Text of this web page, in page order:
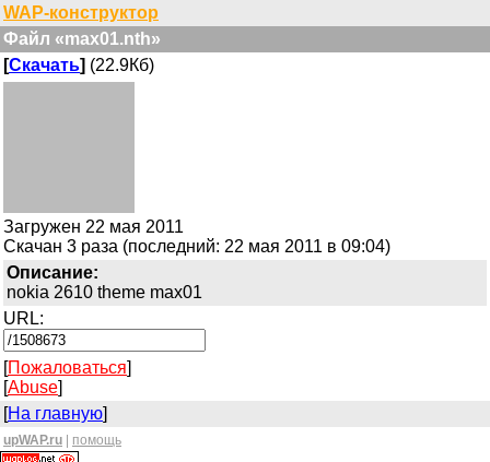
WAP-конструктор
Файл «max01.nth»
[Скачать] (22.9Кб)
Загружен 22 мая 2011
Скачан 3 раза (последний: 22 мая 2011 в 09:04)
Описание:
nokia 2610 theme max01
URL:
[Пожаловаться]
[Abuse]
[На главную]
upWAP.ru помощь